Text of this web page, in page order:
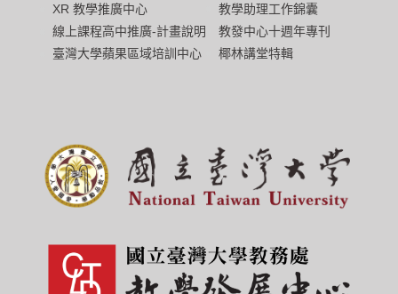
XR 教學推廣中心
線上課程高中推廣-計畫說明
臺灣大學蘋果區域培訓中心
教學助理工作錦囊
教發中心十週年專刊
椰林講堂特輯